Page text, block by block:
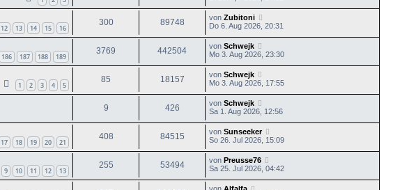
12 13 14 15 16
300 89748 von Zubitoni
Do 6. Aug 2026, 20:31
186 187 188 189
3769 442504 von Schwejk
Mo 3. Aug 2026, 23:30
1 2 3 4 5
85 18157 von Schwejk
Mo 3. Aug 2026, 17:55
9 426 von Schwejk
Sa 1. Aug 2026, 12:56
17 18 19 20 21
408 84515 von Sunseeker
So 26. Jul 2026, 15:09
9 10 11 12 13
255 53494 von Preusse76
Sa 25. Jul 2026, 04:42